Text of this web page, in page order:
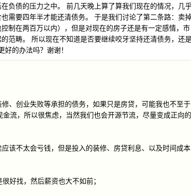
负债的压力之中。 前几天晚上算了算我们现在的情况，几
需要四年半才能还清债务。 于是我们讨论了第二条路：卖
制在两百万以内），但是对现在的房子还是有一定感情，市
范畴。 所以现在不知道是否要继续咬牙坚持还清债务，还
的办法吗？谢谢！
、创业失败等承担的债务，如果只是房贷，可能我也不至于
流，所以很焦虑，当然我们也会开源节流，尽量变成正向的
该不太会亏钱，但是投入的装修、房贷利息、以及时间成本
好找，然后薪资也大不如前；